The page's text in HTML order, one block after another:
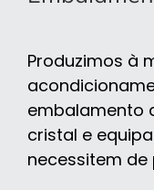
Produzimos à
embalamento
cristal e
necessitem